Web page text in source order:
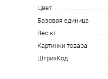
Цвет
Базовая единица
Вес кг.
Картинки товара
ШтрихКод